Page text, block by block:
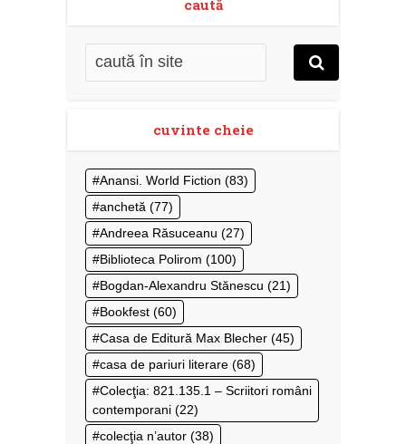
caută
cuvinte cheie
Anansi. World Fiction (83)
anchetă (77)
Andreea Răsuceanu (27)
Biblioteca Polirom (100)
Bogdan-Alexandru Stănescu (21)
Bookfest (60)
Casa de Editură Max Blecher (45)
casa de pariuri literare (68)
Colecţia: 821.135.1 – Scriitori români
contemporani (22)
colecţia n’autor (38)